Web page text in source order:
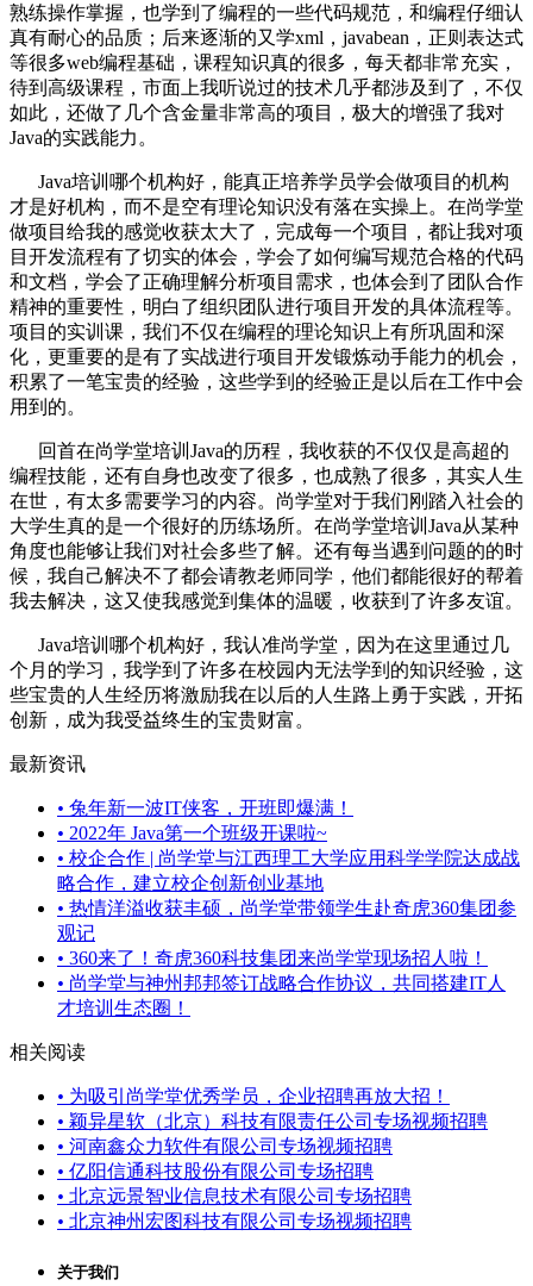
熟练操作掌握，也学到了编程的一些代码规范，和编程仔细认
真有耐心的品质；后来逐渐的又学xml，javabean，正则表达式
等很多web编程基础，课程知识真的很多，每天都非常充实，
待到高级课程，市面上我听说过的技术几乎都涉及到了，不仅
如此，还做了几个含金量非常高的项目，极大的增强了我对
Java的实践能力。
Java培训哪个机构好，能真正培养学员学会做项目的机构
才是好机构，而不是空有理论知识没有落在实操上。在尚学堂
做项目给我的感觉收获太大了，完成每一个项目，都让我对项
目开发流程有了切实的体会，学会了如何编写规范合格的代码
和文档，学会了正确理解分析项目需求，也体会到了团队合作
精神的重要性，明白了组织团队进行项目开发的具体流程等。
项目的实训课，我们不仅在编程的理论知识上有所巩固和深
化，更重要的是有了实战进行项目开发锻炼动手能力的机会，
积累了一笔宝贵的经验，这些学到的经验正是以后在工作中会
用到的。
回首在尚学堂培训Java的历程，我收获的不仅仅是高超的
编程技能，还有自身也改变了很多，也成熟了很多，其实人生
在世，有太多需要学习的内容。尚学堂对于我们刚踏入社会的
大学生真的是一个很好的历练场所。在尚学堂培训Java从某种
角度也能够让我们对社会多些了解。还有每当遇到问题的的时
候，我自己解决不了都会请教老师同学，他们都能很好的帮着
我去解决，这又使我感觉到集体的温暖，收获到了许多友谊。
Java培训哪个机构好，我认准尚学堂，因为在这里通过几
个月的学习，我学到了许多在校园内无法学到的知识经验，这
些宝贵的人生经历将激励我在以后的人生路上勇于实践，开拓
创新，成为我受益终生的宝贵财富。
最新资讯
• 兔年新一波IT侠客，开班即爆满！
• 2022年 Java第一个班级开课啦~
• 校企合作 | 尚学堂与江西理工大学应用科学学院达成战
略合作，建立校企创新创业基地
• 热情洋溢收获丰硕，尚学堂带领学生赴奇虎360集团参
观记
• 360来了！奇虎360科技集团来尚学堂现场招人啦！
• 尚学堂与神州邦邦签订战略合作协议，共同搭建IT人
才培训生态圈！
相关阅读
• 为吸引尚学堂优秀学员，企业招聘再放大招！
• 颖异星软（北京）科技有限责任公司专场视频招聘
• 河南鑫众力软件有限公司专场视频招聘
• 亿阳信通科技股份有限公司专场招聘
• 北京远景智业信息技术有限公司专场招聘
• 北京神州宏图科技有限公司专场视频招聘
关于我们